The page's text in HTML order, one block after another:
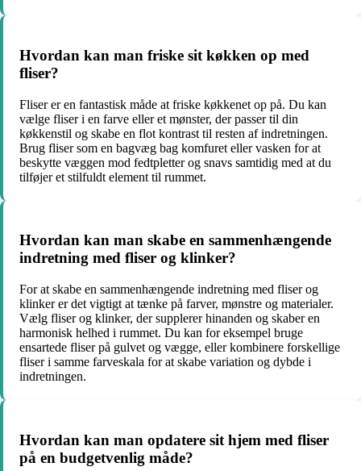
Hvordan kan man friske sit køkken op med
fliser?
Fliser er en fantastisk måde at friske køkkenet op på. Du kan
vælge fliser i en farve eller et mønster, der passer til din
køkkenstil og skabe en flot kontrast til resten af indretningen.
Brug fliser som en bagvæg bag komfuret eller vasken for at
beskytte væggen mod fedtpletter og snavs samtidig med at du
tilføjer et stilfuldt element til rummet.
Hvordan kan man skabe en sammenhængende
indretning med fliser og klinker?
For at skabe en sammenhængende indretning med fliser og
klinker er det vigtigt at tænke på farver, mønstre og materialer.
Vælg fliser og klinker, der supplerer hinanden og skaber en
harmonisk helhed i rummet. Du kan for eksempel bruge
ensartede fliser på gulvet og vægge, eller kombinere forskellige
fliser i samme farveskala for at skabe variation og dybde i
indretningen.
Hvordan kan man opdatere sit hjem med fliser
på en budgetvenlig måde?